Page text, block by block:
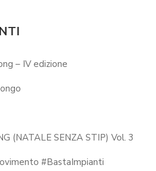
– IV edizione
(NATALE SENZA STIP) Vol. 3
#BastaImpianti